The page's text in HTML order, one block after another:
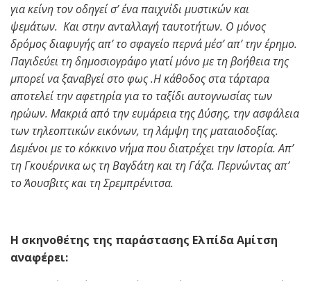
για κείνη τον οδηγεί σ’ ένα παιχνίδι μυστικών και
ψεμάτων. Και στην ανταλλαγή ταυτοτήτων. Ο μόνος
δρόμος διαφυγής απ’ το σφαγείο περνά μέσ’ απ’ την έρημο.
Παγιδεύει τη δημοσιογράφο γιατί μόνο με τη βοήθεια της
μπορεί να ξαναβγεί στο φως .Η κάθοδος στα τάρταρα
αποτελεί την αφετηρία για το ταξίδι αυτογνωσίας των
ηρώων. Μακριά από την ευμάρεια της Δύσης, την ασφάλεια
των τηλεοπτικών εικόνων, τη λάμψη της ματαιοδοξίας.
Δεμένοι με το κόκκινο νήμα που διατρέχει την Ιστορία. Απ’
τη Γκουέρνικα ως τη Βαγδάτη και τη Γάζα. Περνώντας απ’
το Άουσβιτς και τη Σρεμπρένιτσα.
Η σκηνοθέτης της παράστασης Ελπίδα Αμίτση
αναφέρει: